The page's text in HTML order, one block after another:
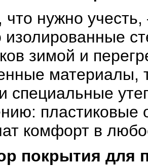
что нужно
зимой и
материалы,
специальные
пластиковые
комфорт в
покрытия для